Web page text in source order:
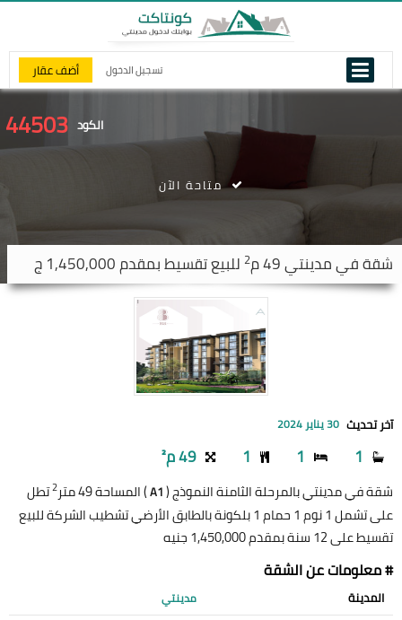
تسجيل الدخول أضف عقار
الكود 44503
شقة فيمدينتي 2 للبيع تقسيط بمقدم 1,450,000 ج
متاحة الآن
آخر تحديث 30 يناير 2024
1
1
1 49 م²
شقة في مدينتي بالمرحلة الثامنة النموذج (A1) المساحة 49 متر 2تطل
على تشمل 1 نوم 1 حمام 1 بلكونة بالطابق الأرضي تشطيب الشركة للبيع
تقسيط على 12 سنة بمقدم 1,450,000 جنيه
# معلومات عن الشقة
المدينة مدينتي